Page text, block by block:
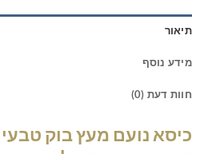
תיאור
מידע נוסף
חוות דעת (0)
כיסא נועם מעץ בוק